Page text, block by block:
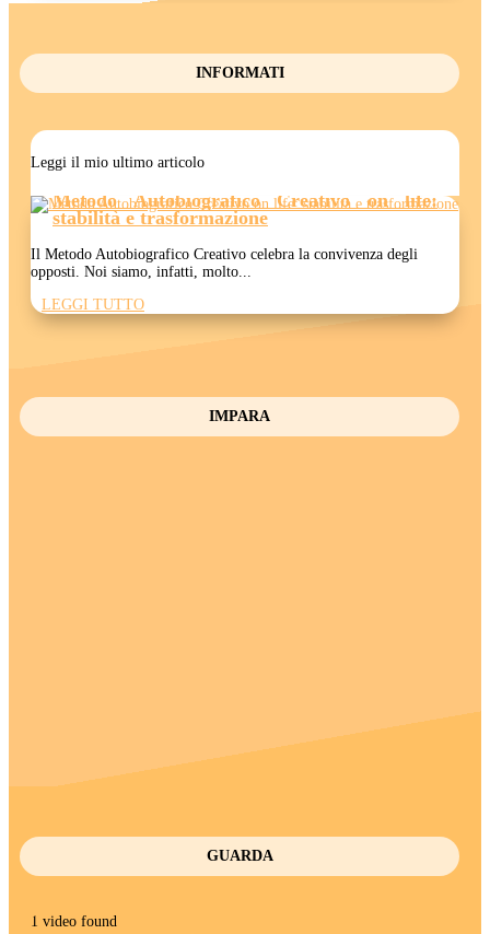
INFORMATI
Leggi il mio ultimo articolo
Metodo Autobiografico Creativo on life:
stabilità e trasformazione
Il Metodo Autobiografico Creativo celebra la convivenza degli
opposti. Noi siamo, infatti, molto...
LEGGI TUTTO
IMPARA
GUARDA
1 video found